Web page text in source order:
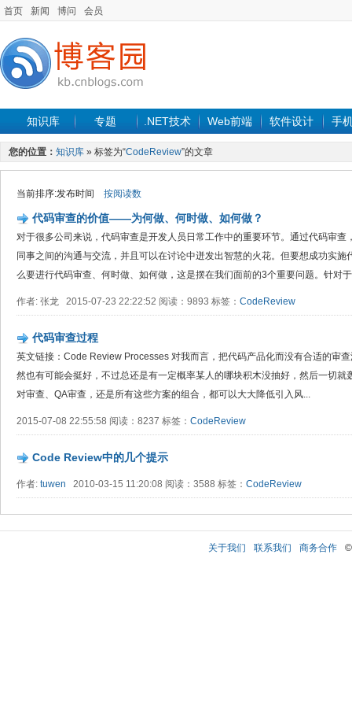
首页 新闻 博问 会员
知识库 专题 .NET技术 Web前端 软件设计 手
您的位置： 知识库 » 标签为“CodeReview”的文章
当前排序:发布时间 按阅读数
代码审查的价值——为何做、何时做、如何做？
对于很多公司来说，代码审查是开发人员日常工作中的重要环节。通过代码审
同事之间的沟通与交流，并且可以在讨论中迸发出智慧的火花。但要想成功实
么要进行代码审查、何时做、如何做，这是摆在我们面前的3个重要问题。针对
作者: 张龙 2015-07-23 22:22:52 阅读：9893 标签： CodeReview
代码审查过程
英文链接：Code Review Processes 对我而言，把代码产品化而没有合适的审
然也有可能会挺好，不过总还是有一定概率某人的哪块积木没抽好，然后一切
对审查、QA审查，还是所有这些方案的组合，都可以大大降低引入风...
2015-07-08 22:55:58 阅读：8237 标签： CodeReview
Code Review中的几个提示
作者: tuwen 2010-03-15 11:20:08 阅读：3588 标签： CodeReview
关于我们 联系我们 商务合作